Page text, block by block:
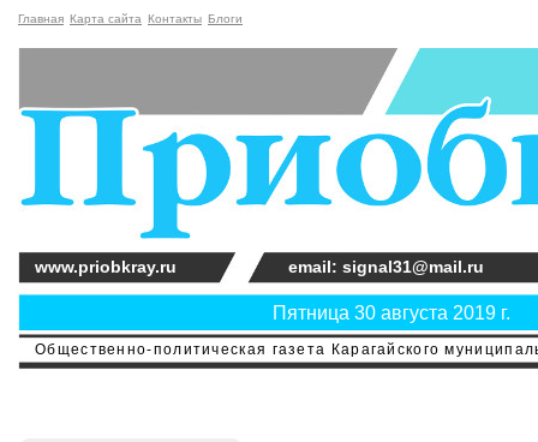
Главная Карта сайта Контакты Блоги
Общественно-политическая газета Карагайского
Пятница 30 августа 2019 г.
www.priobkray.ru email: signal31@mail.ru